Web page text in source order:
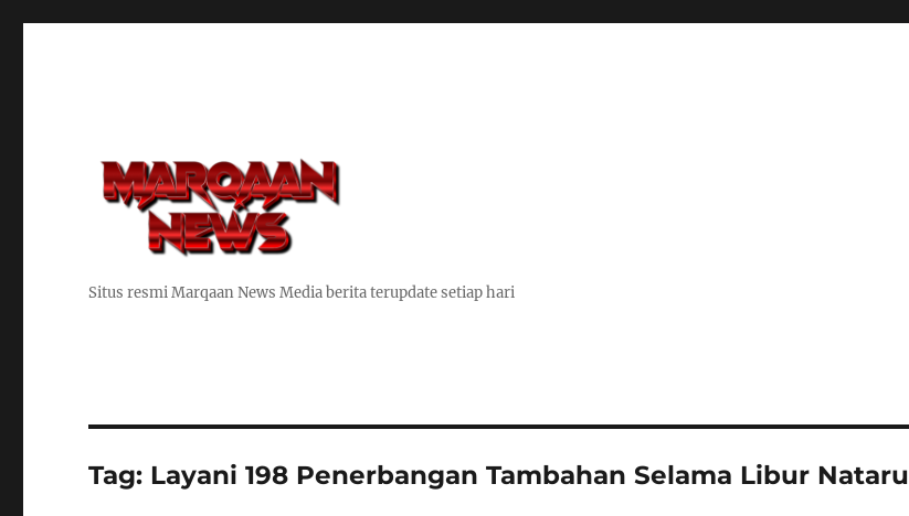
Situs resmi Marqaan News Media berita terupdate setiap hari
Tag: Layani 198 Penerbangan Tambahan Selama Libur Nataru